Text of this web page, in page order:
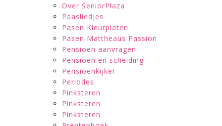
Over SeniorPlaza
Paasliedjes
Pasen Kleurplaten
Pasen Mattheaus Passion
Pensioen aanvragen
Pensioen en scheiding
Pensioenkijker
Periodes
Pinksteren
Pinksteren
Pinksteren